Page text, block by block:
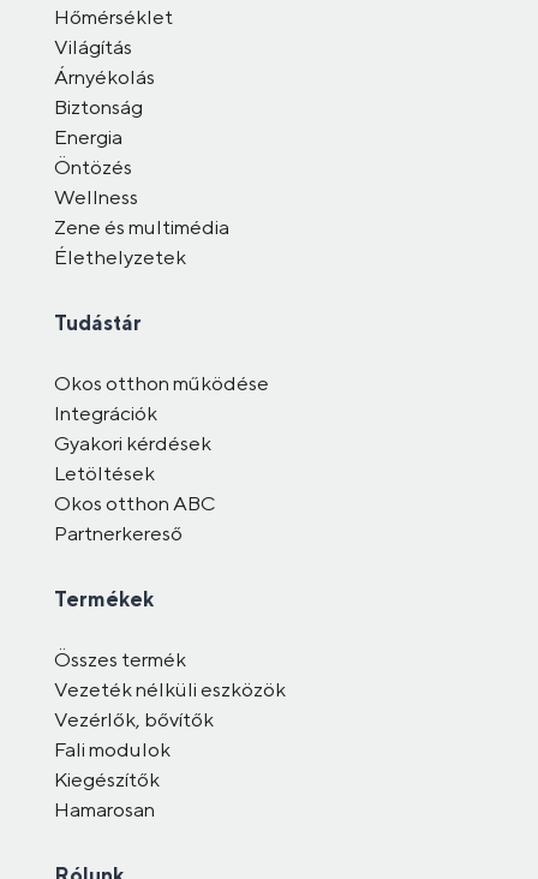
Hőmérséklet
Világítás
Árnyékolás
Biztonság
Energia
Öntözés
Wellness
Zene és multimédia
Élethelyzetek
Tudástár
Okos otthon működése
Integrációk
Gyakori kérdések
Letöltések
Okos otthon ABC
Partnerkereső
Termékek
Összes termék
Vezeték nélküli eszközök
Vezérlők, bővítők
Fali modulok
Kiegészítők
Hamarosan